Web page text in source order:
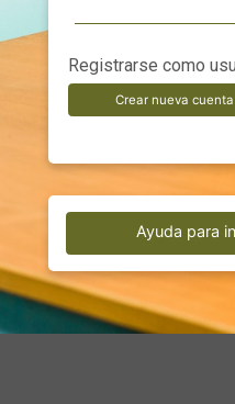
Registrarse como
Crear nueva cuenta
Ayuda para